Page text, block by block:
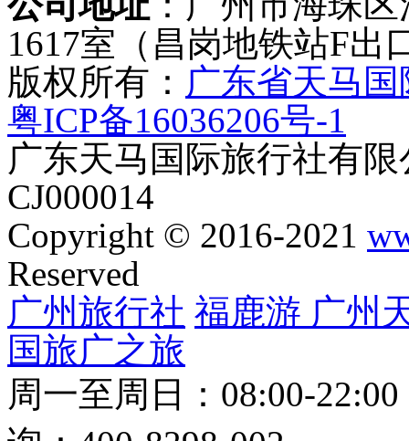
1617室（昌岗地铁站F出
版权所有： 广东省天马
粤ICP备16036206号-1
广东天马国际旅行社有
CJ000014
Copyright © 2016-2021
Reserved
广州旅行社 福鹿游 广州
国旅广之旅
周一至周日：08:00-